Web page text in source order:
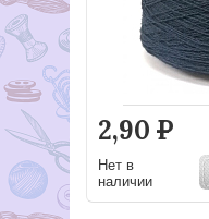
2,90 Р
Нет в
наличии